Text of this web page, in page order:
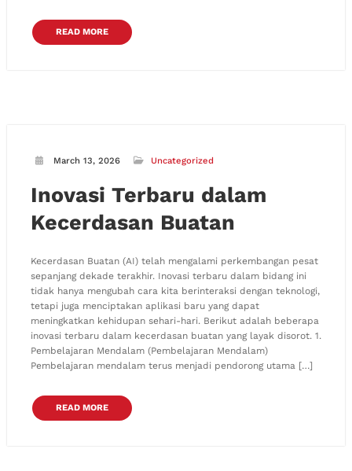
READ MORE
March 13, 2026 Uncategorized
Inovasi Terbaru dalam
Kecerdasan Buatan
Kecerdasan Buatan (AI) telah mengalami perkembangan pesat
sepanjang dekade terakhir. Inovasi terbaru dalam bidang ini
tidak hanya mengubah cara kita berinteraksi dengan teknologi,
tetapi juga menciptakan aplikasi baru yang dapat
meningkatkan kehidupan sehari-hari. Berikut adalah beberapa
inovasi terbaru dalam kecerdasan buatan yang layak disorot. 1.
Pembelajaran Mendalam (Pembelajaran Mendalam)
Pembelajaran mendalam terus menjadi pendorong utama […]
READ MORE